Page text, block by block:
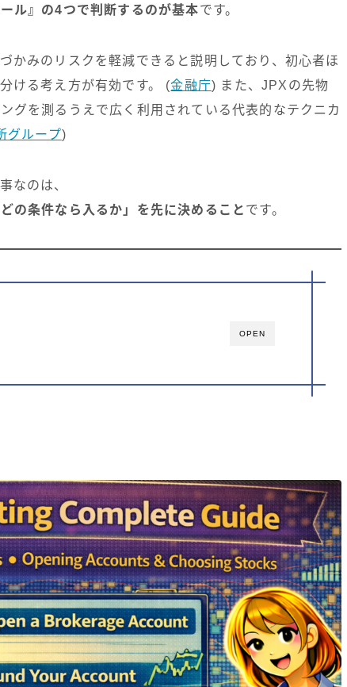
ル』の4つで判断するのが基本です。
かみのリスクを軽減できると説明しており、初心者ほ
ける考え方が有効です。 (金融庁) また、JPXの先物
グを測るうえで広く利用されている代表的なテクニカ
グループ)
なのは、
の条件なら入るか」を先に決めること です。
OPEN